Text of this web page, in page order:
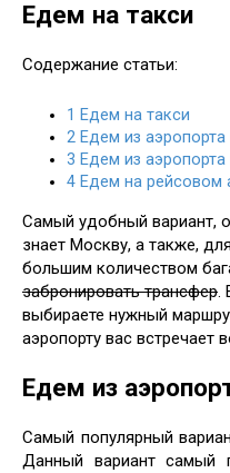
Едем на такси
Содержание статьи:
1 Едем на такси
2 Едем из
3 Едем из
4 Едем на рейсовом
Самый удобный вариант,
знает Москву, а также,
большим количеством
забронировать трансфер.
выбираете нужный
аэропорту вас встречает
Едем из
Самый популярный
Данный вариант самый